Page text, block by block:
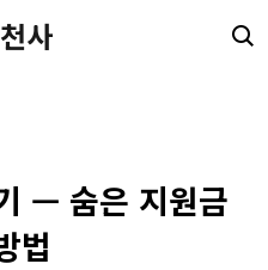
사
— 숨은 지원금
법